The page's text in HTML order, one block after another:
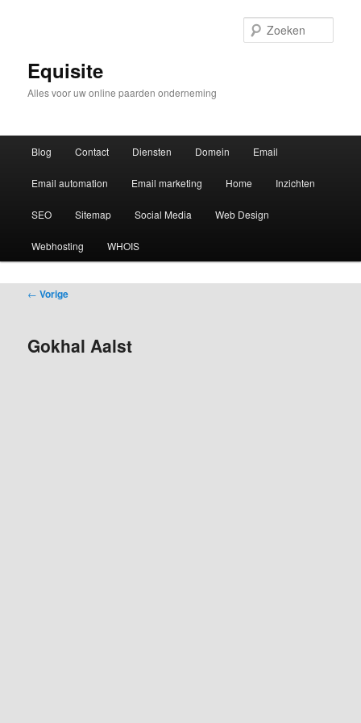
Equisite
Alles voor uw online paarden onderneming
Blog Contact Diensten Domein Email
Email automation Email marketing Home Inzichten
SEO Sitemap Social Media Web Design
Webhosting WHOIS
Bericht
← Vorige
Gokhal Aalst